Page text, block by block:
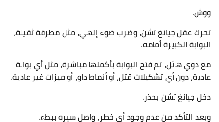
ووش.
تحرك عقل جيانغ تشن، وضرب ضوء إلهي، مثل مطرقة ثقيلة،
البوابة الكبيرة أمامه.
مع دوي هائل، تم فتح البوابة بأكملها مباشرة، مثل أي بوابة
عادية، دون أي تشكيلات قتل، أو أنماط داو، أو ميزات غير عادية.
دخل جيانغ تشن بحذر.
وبعد التأكد من عدم وجود أي خطر، واصل سيره ببطء.